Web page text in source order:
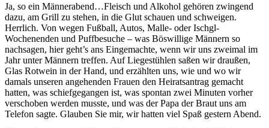
Ja, so ein Männerabend…Fleisch und Alkohol gehören zwingend
dazu, am Grill zu stehen, in die Glut schauen und schweigen.
Herrlich. Von wegen Fußball, Autos, Malle- oder Ischgl-
Wochenenden und Puffbesuche – was Böswillige Männern so
nachsagen, hier geht’s ans Eingemachte, wenn wir uns zweimal im
Jahr unter Männern treffen. Auf Liegestühlen saßen wir draußen,
Glas Rotwein in der Hand, und erzählten uns, wie und wo wir
damals unseren angehenden Frauen den Heiratsantrag gemacht
hatten, was schiefgegangen ist, was spontan zwei Minuten vorher
verschoben werden musste, und was der Papa der Braut uns am
Telefon sagte. Glauben Sie mir, wir hatten viel Spaß gestern Abend.